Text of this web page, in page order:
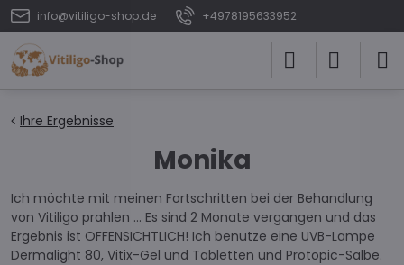
info@vitiligo-shop.de +4978195633952
Ihre Ergebnisse
Monika
Ich möchte mit meinen Fortschritten bei der Behandlung
von Vitiligo prahlen ... Es sind 2 Monate vergangen und das
Ergebnis ist OFFENSICHTLICH! Ich benutze eine UVB-Lampe
Dermalight 80, Vitix-Gel und Tabletten und Protopic-Salbe.